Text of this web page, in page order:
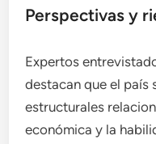
Perspectivas y
Expertos
destacan que el país
estructurales
económica y la